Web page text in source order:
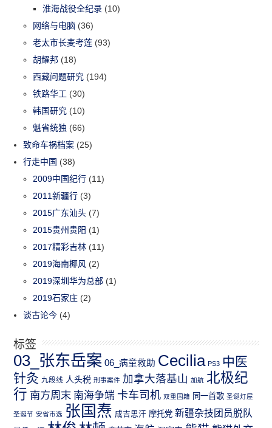
淮海战役全纪录 (10)
网络与电脑 (36)
老太市长麦考莲 (93)
胡耀邦 (18)
西藏问题研究 (194)
铁路华工 (30)
韩国研究 (10)
魁省统独 (66)
致命车祸档案 (25)
行走中国 (38)
2009中国纪行 (11)
2011新疆行 (3)
2015广东汕头 (7)
2015贵州贵阳 (1)
2017精彩吉林 (11)
2019海南椰风 (2)
2019深圳华为总部 (1)
2019石家庄 (2)
谈古论今 (4)
标签
03_张东岳案 06_病童救助 Cecilia PS3 中医
针灸 九段线 人头税 刑事案件 加拿大落基山 加航 北极纪
行 南方周末 南海争端 卡车司机 双重国籍 同一首歌 圣诞灯屋
圣诞节 安省市选 张国焘 成吉思汗 摩托党 新疆杂技团员脱队